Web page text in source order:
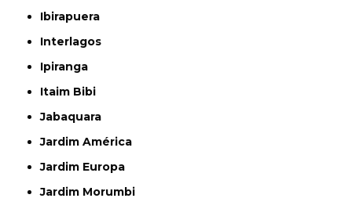
Ibirapuera
Interlagos
Ipiranga
Itaim Bibi
Jabaquara
Jardim América
Jardim Europa
Jardim Morumbi